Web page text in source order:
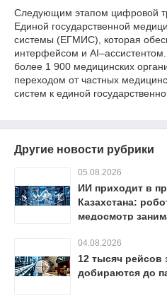
Следующим этапом цифровой
Единой государственной
системы (ЕГМИС), которая
интерфейсом и
более 1 900 медицинских
переходом от частных
систем к единой
Другие новости рубрики
05.08.2026
ИИ приходит в
Казахстана:
медосмотр
04.08.2026
12 тысяч рейсов
добираются до